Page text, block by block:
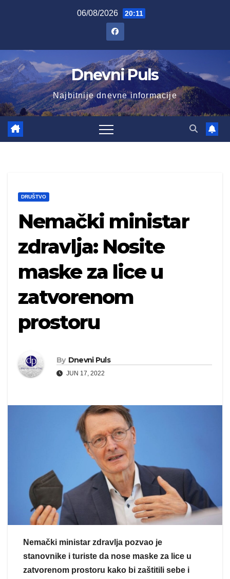
06/08/2026 20:11
Dnevni Puls
Najbitnije dnevne informacije
DRUŠTVO
Nemački ministar
zdravlja: Nosite
maske za lice u
zatvorenom
prostoru
By Dnevni Puls
JUN 17, 2022
Nemački ministar zdravlja pozvao je
stanovnike i turiste da nose maske za lice u
zatvorenom prostoru kako bi zaštitili sebe i